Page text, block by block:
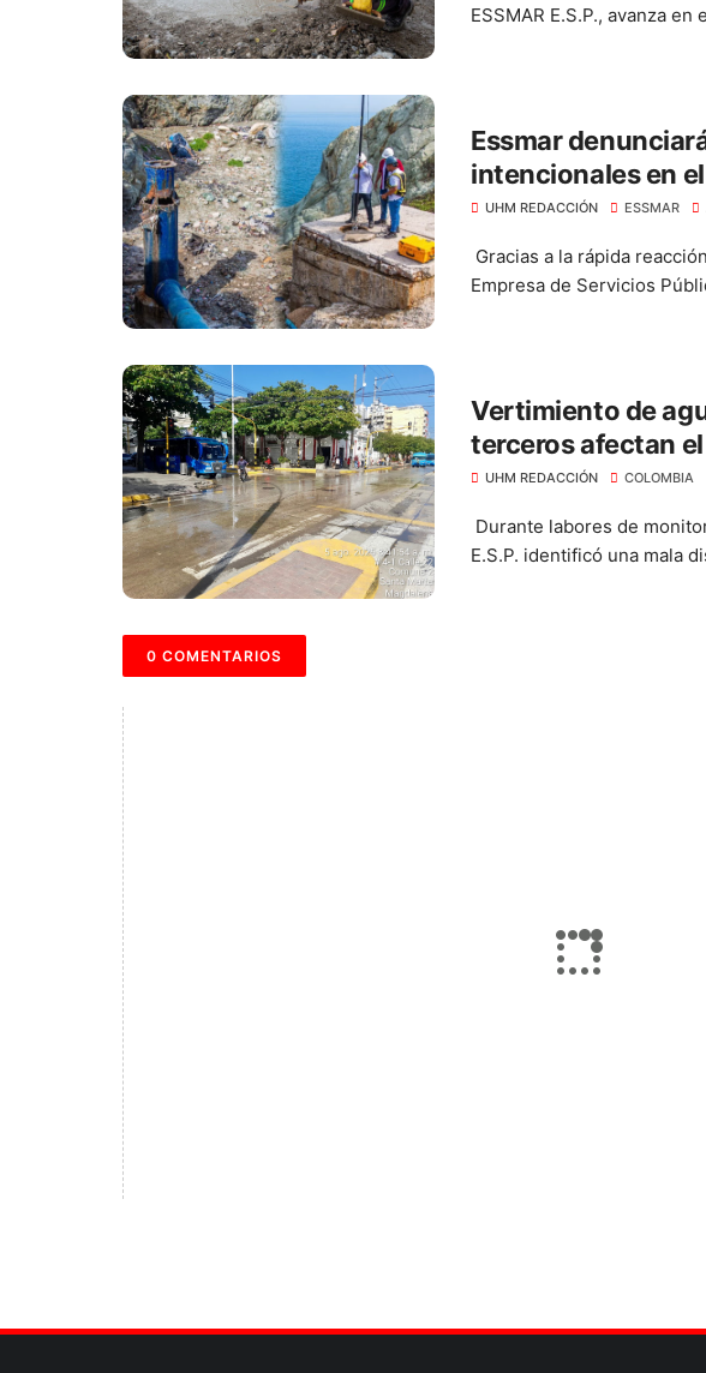
ESSMAR E.S.P., avanza
Essmar
intencionales en
UHM REDACCIÓN ESSMAR
Gracias a la rápida
Empresa de Servicios
Vertimiento de
terceros afectan
UHM REDACCIÓN COLOMBIA
Durante labores de
E.S.P. identificó una mala
0 COMENTARIOS